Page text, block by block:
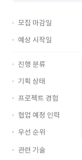
모집 마감일
예상 시작일
진행 분류
기획 상태
프로젝트 경험
협업 예정 인력
우선 순위
관련 기술